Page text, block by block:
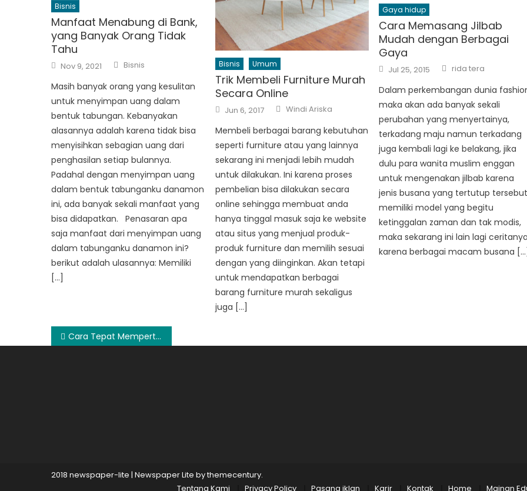
Bisnis
Manfaat Menabung di Bank,
yang Banyak Orang Tidak
Tahu
Posted
on
Nov 9, 2021 Author
Bisnis
Masih banyak orang yang kesulitan
untuk menyimpan uang dalam
bentuk tabungan. Kebanyakan
alasannya adalah karena tidak bisa
menyisihkan sebagian uang dari
penghasilan setiap bulannya.
Padahal dengan menyimpan uang
dalam bentuk tabunganku danamon
ini, ada banyak sekali manfaat yang
bisa didapatkan. Penasaran apa
saja manfaat dari menyimpan uang
dalam tabunganku danamon ini?
berikut adalah ulasannya: Memiliki
[…]
Bisnis Umum
Trik Membeli Furniture Murah
Secara Online
Posted
on
Jun 6, 2017 Author
Windi Ariska
Membeli berbagai barang kebutuhan
seperti furniture atau yang lainnya
sekarang ini menjadi lebih mudah
untuk dilakukan. Ini karena proses
pembelian bisa dilakukan secara
online sehingga membuat anda
hanya tinggal masuk saja ke website
atau situs yang menjual produk-
produk furniture dan memilih sesuai
dengan yang diinginkan. Akan tetapi
untuk mendapatkan berbagai
barang furniture murah sekaligus
juga […]
Gaya hidup
Cara Memasang Jilbab
Mudah dengan Berbagai
Gaya
Posted
on
Jul 25, 2015 Author
rida tera
Dalam perkembangan dunia
maka akan ada banyak sekali
perubahan yang menyertainya,
terkadang maju namun terkadang
juga kembali lagi ke belakang, jika
dulu para wanita muslim enggan
untuk mengenakan jilbab karena
jenis busana yang tertutup
memiliki model yang begitu
ketinggalan zaman dan tak modis,
maka sekarang ini lain lagi
karena berbagai macam busana
Post
Cara Tepat Mempertahankan Gula Darah Normal
2018 newspaper-lite | Newspaper Lite bythemecentury.
Tentang Kami
Privacy Policy Pasang iklan Karir Kontak Home Mainan